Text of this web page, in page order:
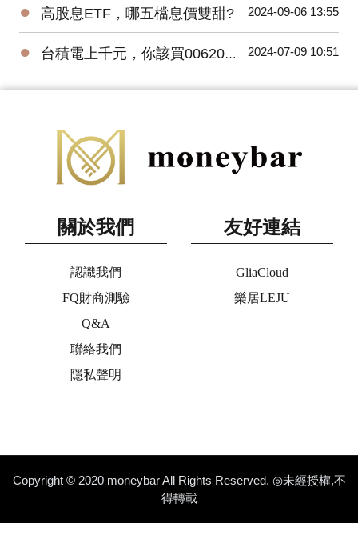
● 高股息ETF，哪五檔息價雙甜? 2024-09-06 13:55
● 台積電上千元，你該買006208還是0056? 2024-07-09 10:51
關於我們
認識我們
FQ財商測驗
Q&A
聯絡我們
隱私聲明
友好連結
GliaCloud
樂居LEJU
Copyright © 2020 moneybar All Rights Reserved. ◎未經授權,不
得轉載